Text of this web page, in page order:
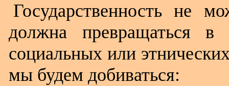
Государственность не
должна превращаться в
социальных или
мы будем добиваться: